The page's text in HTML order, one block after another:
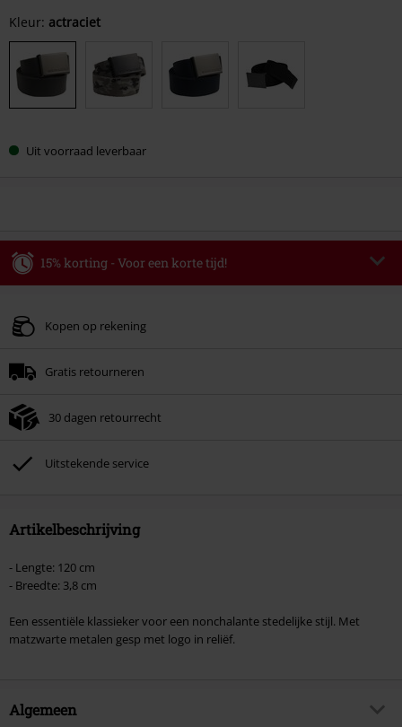
Kies
je
maat
Kleur: actraciet
Uit voorraad leverbaar
15% korting - Voor een korte tijd!
Alleen geldig op 06-08-2026 van 16:00 t/m 23:59 uur.
Zodra je de code hebt ingevoerd, wordt de korting automatisch verrekend in
Kan niet gecombineerd worden met andere kortingscodes. Boeken, media,
Toten Hosen, Metality, cadeaubonnen en artikelen met een inbegrepen
donatie zijn uitgesloten van de korting.
Kopen op rekening
Gratis retourneren
30 dagen retourrecht
Uitstekende service
Artikelbeschrijving
- Lengte: 120 cm
- Breedte: 3,8 cm
Een essentiële klassieker voor een nonchalante stedelijke stijl. Met
matzwarte metalen gesp met logo in reliëf.
Algemeen